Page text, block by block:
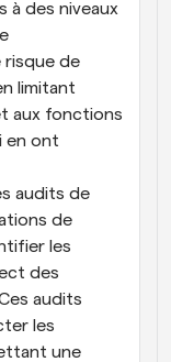
à des niveaux
risque de
limitant
aux fonctions
en ont
audits de
de
les
des
audits
les
une